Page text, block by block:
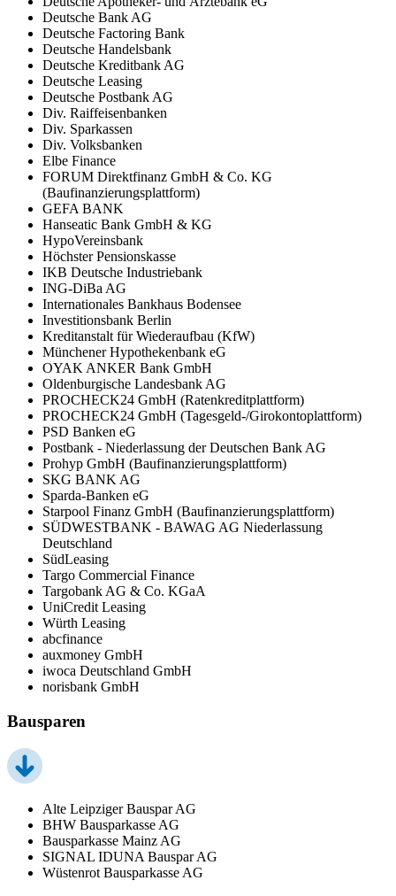
Deutsche Bank AG
Deutsche Factoring Bank
Deutsche Handelsbank
Deutsche Kreditbank AG
Deutsche Leasing
Deutsche Postbank AG
Div. Raiffeisenbanken
Div. Sparkassen
Div. Volksbanken
Elbe Finance
FORUM Direktfinanz GmbH & Co. KG
(Baufinanzierungsplattform)
GEFA BANK
Hanseatic Bank GmbH & KG
HypoVereinsbank
Höchster Pensionskasse
IKB Deutsche Industriebank
ING-DiBa AG
Internationales Bankhaus Bodensee
Investitionsbank Berlin
Kreditanstalt für Wiederaufbau (KfW)
Münchener Hypothekenbank eG
OYAK ANKER Bank GmbH
Oldenburgische Landesbank AG
PROCHECK24 GmbH (Ratenkreditplattform)
PROCHECK24 GmbH (Tagesgeld-/Girokontoplattform)
PSD Banken eG
Postbank - Niederlassung der Deutschen Bank AG
Prohyp GmbH (Baufinanzierungsplattform)
SKG BANK AG
Sparda-Banken eG
Starpool Finanz GmbH (Baufinanzierungsplattform)
SÜDWESTBANK - BAWAG AG Niederlassung
Deutschland
SüdLeasing
Targo Commercial Finance
Targobank AG & Co. KGaA
UniCredit Leasing
Würth Leasing
abcfinance
auxmoney GmbH
iwoca Deutschland GmbH
norisbank GmbH
Bausparen
Alte Leipziger Bauspar AG
BHW Bausparkasse AG
Bausparkasse Mainz AG
SIGNAL IDUNA Bauspar AG
Wüstenrot Bausparkasse AG